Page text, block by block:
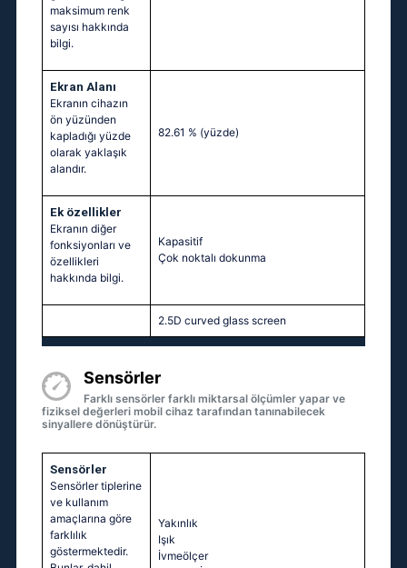
maksimum renk
sayısı hakkında
bilgi.
Ekran Alanı
Ekranın cihazın
ön yüzünden
kapladığı yüzde
olarak yaklaşık
alandır.
82.61 % (yüzde)
Ek özellikler
Ekranın diğer
fonksiyonları ve
özellikleri
hakkında bilgi.
Kapasitif
Çok noktalı dokunma
2.5D curved glass screen
Sensörler
Farklı sensörler farklı miktarsal ölçümler yapar ve
fiziksel değerleri mobil cihaz tarafından tanınabilecek
sinyallere dönüştürür.
Sensörler
Sensörler tiplerine
ve kullanım
amaçlarına göre
farklılık
göstermektedir.
Yakınlık
Işık
İvmeölçer